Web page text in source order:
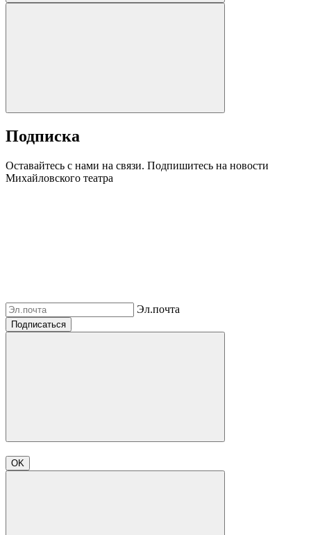
Подписка
Оставайтесь с нами на связи. Подпишитесь на новости
Михайловского театра
Эл.почта
Подписаться
OK